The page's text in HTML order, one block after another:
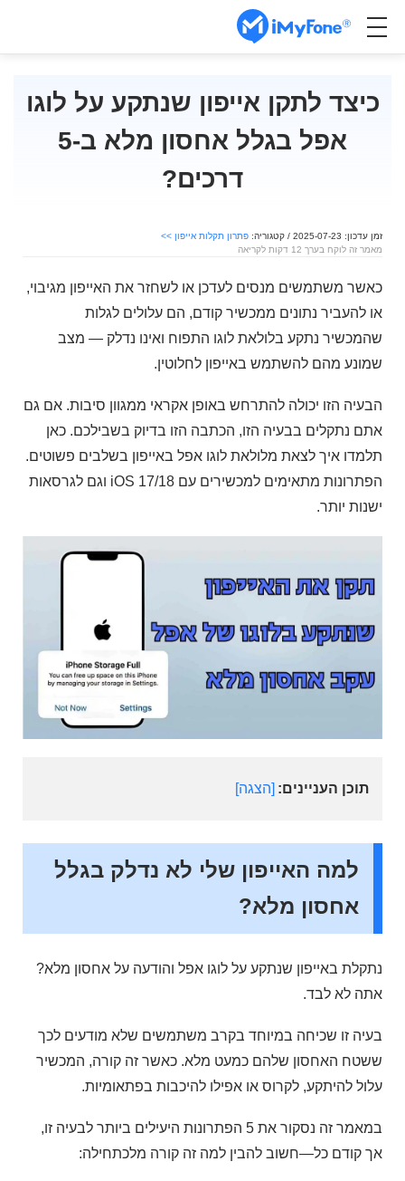
כיצד לתקן אייפון שנתקע על לוגו
אפל בגלל אחסון מלא ב-5
דרכים?
זמן עדכון: 2025-07-23 / קטגוריה:
פתרון תקלות אייפון >>
מאמר זה לוקח בערך 12 דקות לקריאה
כאשר משתמשים מנסים לעדכן או לשחזר את האייפון מגיבוי,
או להעביר נתונים ממכשיר קודם, הם עלולים לגלות
שהמכשיר נתקע בלולאת לוגו התפוח ואינו נדלק — מצב
שמונע מהם להשתמש באייפון לחלוטין.
הבעיה הזו יכולה להתרחש באופן אקראי ממגוון סיבות. אם גם
אתם נתקלים בבעיה הזו, הכתבה הזו בדיוק בשבילכם. כאן
תלמדו איך לצאת מלולאת לוגו אפל באייפון בשלבים פשוטים.
הפתרונות מתאימים למכשירים עם iOS 17/18 וגם לגרסאות
ישנות יותר.
תוכן העניינים: הצגה
למה האייפון שלי לא נדלק בגלל
אחסון מלא?
נתקלת באייפון שנתקע על לוגו אפל והודעה על אחסון מלא?
אתה לא לבד.
בעיה זו שכיחה במיוחד בקרב משתמשים שלא מודעים לכך
ששטח האחסון שלהם כמעט מלא. כאשר זה קורה, המכשיר
עלול להיתקע, לקרוס או אפילו להיכבות בפתאומיות.
במאמר זה נסקור את 5 הפתרונות היעילים ביותר לבעיה זו,
אך קודם כל—חשוב להבין למה זה קורה מלכתחילה: